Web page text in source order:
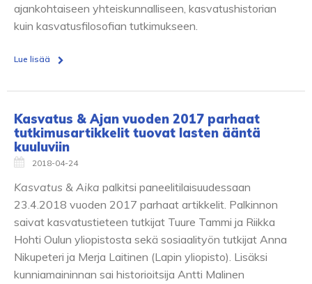
ajankohtaiseen yhteiskunnalliseen, kasvatushistorian
kuin kasvatusfilosofian tutkimukseen.
Lue lisää
Kasvatus & Ajan vuoden 2017 parhaat
tutkimusartikkelit tuovat lasten ääntä
kuuluviin
2018-04-24
Kasvatus & Aika palkitsi paneelitilaisuudessaan
23.4.2018 vuoden 2017 parhaat artikkelit. Palkinnon
saivat kasvatustieteen tutkijat Tuure Tammi ja Riikka
Hohti Oulun yliopistosta sekä sosiaalityön tutkijat Anna
Nikupeteri ja Merja Laitinen (Lapin yliopisto). Lisäksi
kunniamaininnan sai historioitsija Antti Malinen